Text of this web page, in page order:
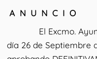
A N U N C I O
El Excmo.
día 26 de Septiembre